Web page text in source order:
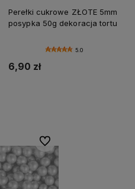
Perełki cukrowe ZŁOTE 5mm
posypka 50g dekoracja tortu
5.0
6,90 zł
Do ulubionych